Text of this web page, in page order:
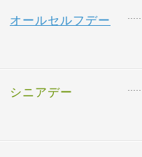
オールセルフデー
シニアデー